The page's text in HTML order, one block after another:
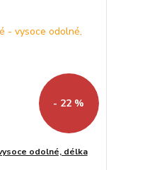
- 22 %
odolné, délka